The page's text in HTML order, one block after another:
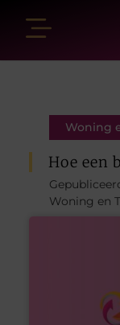
Woning
Hoe een
Woning en